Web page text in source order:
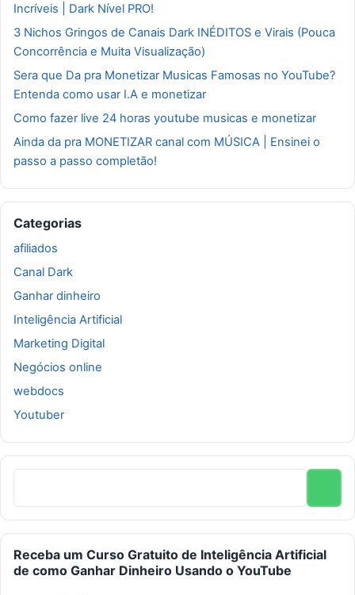
Incríveis | Dark Nível PRO!
3 Nichos Gringos de Canais Dark INÉDITOS e Virais (Pouca
Concorrência e Muita Visualização)
Sera que Da pra Monetizar Musicas Famosas no YouTube?
Entenda como usar I.A e monetizar
Como fazer live 24 horas youtube musicas e monetizar
Ainda da pra MONETIZAR canal com MÚSICA | Ensinei o
passo a passo completão!
Categorias
afiliados
Canal Dark
Ganhar dinheiro
Inteligência Artificial
Marketing Digital
Negócios online
webdocs
Youtuber
Receba um Curso Gratuito de Inteligência Artificial
de como Ganhar Dinheiro Usando o YouTube